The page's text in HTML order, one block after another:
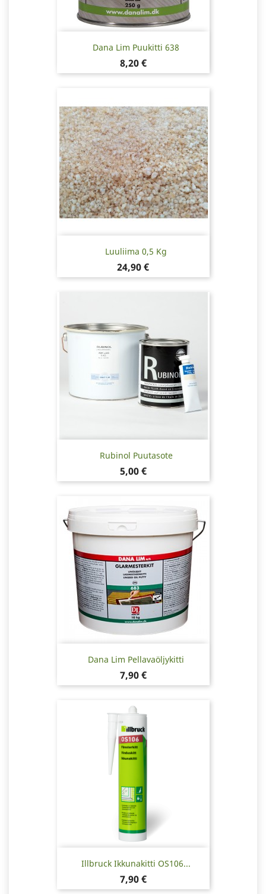
Dana Lim Puukitti 638
Hinta
8,20 €
Luuliima 0,5 Kg
Hinta
24,90 €
Rubinol Puutasote
Hinta
5,00 €
Dana Lim Pellavaöljykitti
Hinta
7,90 €
Illbruck Ikkunakitti OS106...
Hinta
7,90 €